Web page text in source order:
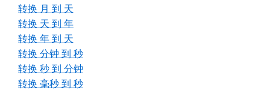
转换 月 到 天
转换 天 到 年
转换 年 到 天
转换 分钟 到 秒
转换 秒 到 分钟
转换 毫秒 到 秒